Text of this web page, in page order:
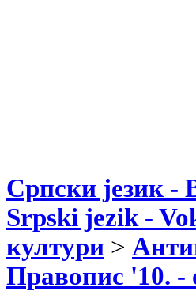
Српски језик -
Srpski jezik -
култури >
Правопис '10. -